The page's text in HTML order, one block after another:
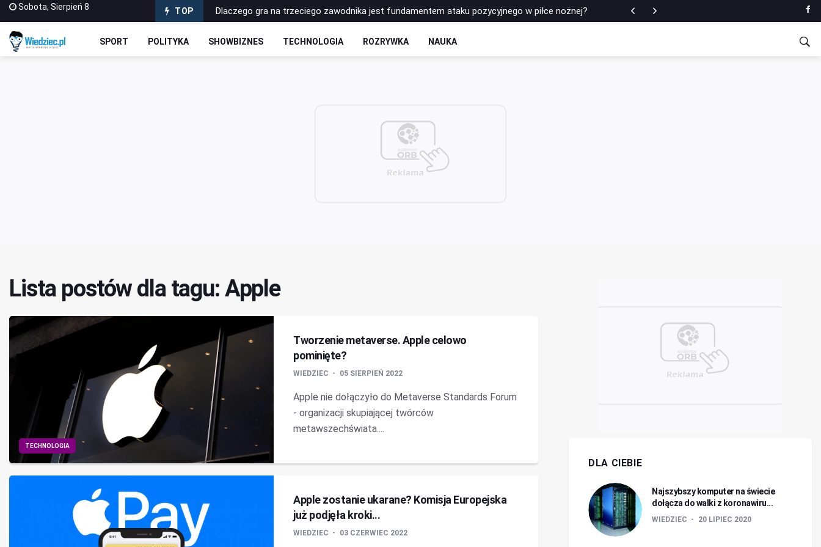
Sobota, Sierpień 8 TOP
Materiały wypełnieniowe – które najlepiej sprawdzają się w codziennej praktyce stomatologicznej
SPORT POLITYKA SHOWBIZNES TECHNOLOGIA ROZRYWKA NAUKA
Lista postów dla tagu: Apple
TECHNOLOGIA
Tworzenie metaverse. Apple celowo
pominięte?
WIEDZIEC 05 SIERPIEŃ 2022
Apple nie dołączyło do Metaverse Standards Forum
- organizacji skupiającej twórców
metawszechświata....
Apple zostanie ukarane? Komisja Europejska
już podjęła kroki...
WIEDZIEC 03 CZERWIEC 2022
DLA CIEBIE
Najszybszy komputer na świecie
dołącza do walki z koronawiru...
WIEDZIEC 20 LIPIEC 2020